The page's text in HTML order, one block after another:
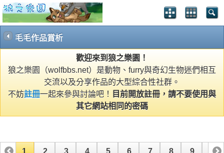
毛毛作品賞析
歡迎來到狼之樂園！
狼之樂園（wolfbbs.net）是動物、furry與奇幻生物迷們相互
交流以及分享作品的大型綜合性社群。
不妨註冊一起來參與討論吧！
目前開放註冊，請不要使用與
其它網站相同的密碼
1 2 3 4 5 6 7 8 9 10